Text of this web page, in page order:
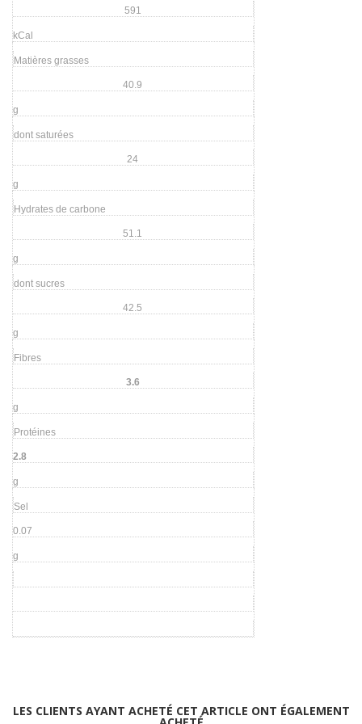
591
kCal
Matières grasses
40.9
g
dont saturées
24
g
Hydrates de carbone
51.1
g
dont sucres
42.5
g
Fibres
3.6
g
Protéines
2.8
g
Sel
0.07
g
LES CLIENTS AYANT ACHETÉ CET ARTICLE ONT ÉGALEMENT